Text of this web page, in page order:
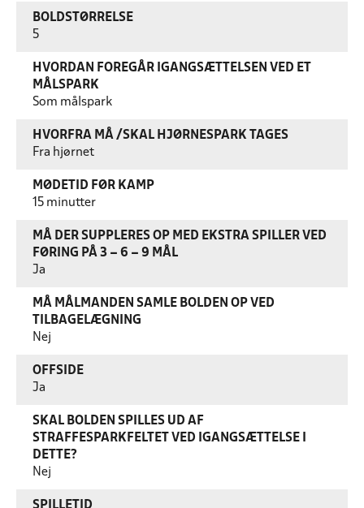
BOLDSTØRRELSE
5
HVORDAN FOREGÅR IGANGSÆTTELSEN VED ET
MÅLSPARK
Som målspark
HVORFRA MÅ /SKAL HJØRNESPARK TAGES
Fra hjørnet
MØDETID FØR KAMP
15 minutter
MÅ DER SUPPLERES OP MED EKSTRA SPILLER VED
FØRING PÅ 3 – 6 – 9 MÅL
Ja
MÅ MÅLMANDEN SAMLE BOLDEN OP VED
TILBAGELÆGNING
Nej
OFFSIDE
Ja
SKAL BOLDEN SPILLES UD AF
STRAFFESPARKFELTET VED IGANGSÆTTELSE I
DETTE?
Nej
SPILLETID